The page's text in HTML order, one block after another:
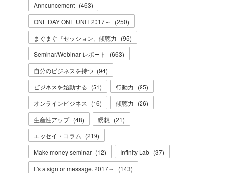
Announcement (463)
ONE DAY ONE UNIT 2017～
(250)
まぐまぐ『セッション』傾聴力 (95)
Seminar/Webinar レポート
(663)
自分のビジネスを持つ (94)
ビジネスを始動する (51) 行動力 (95)
オンラインビジネス
(16) 傾聴力 (26)
生産性アップ (48) 瞑想 (21)
エッセイ・コラム (219)
Make money seminar (12) Infinity Lab (37)
It's a sign or message. 2017～
(143)